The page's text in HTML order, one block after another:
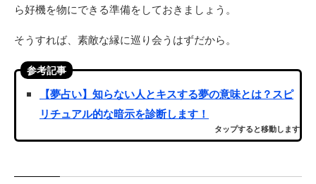
ら好機を物にできる準備をしておきましょう。
そうすれば、素敵な縁に巡り会うはずだから。
参考記事
【夢占い】知らない人とキスする夢の意味とは？スピ
リチュアル的な暗示を診断します！
タップすると移動します